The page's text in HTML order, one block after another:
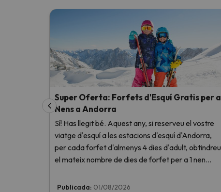
Super Oferta: Forfets d'Esquí Gratis per a
Nens a Andorra
Sí! Has llegit bé. Aquest any, si reserveu el vostre
viatge d'esquí a les estacions d'esquí d'Andorra,
per cada forfet d'almenys 4 dies d'adult, obtindreu
el mateix nombre de dies de forfet per a 1 nen
Publicada: 01/08/2026